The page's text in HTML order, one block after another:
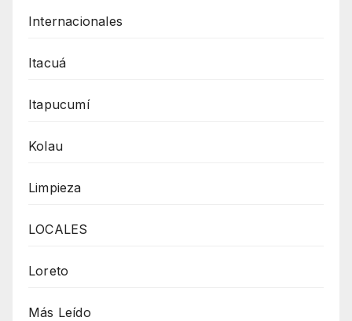
Internacionales
Itacuá
Itapucumí
Kolau
Limpieza
LOCALES
Loreto
Más Leído